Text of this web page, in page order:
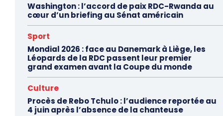
Washington : l’accord de paix RDC-Rwanda au
cœur d’un briefing au Sénat américain
Sport
Mondial 2026 : face au Danemark à Liège, les
Léopards de la RDC passent leur premier
grand examen avant la Coupe du monde
Culture
Procès de Rebo Tchulo : l’audience reportée au
4 juin après l’absence de la chanteuse